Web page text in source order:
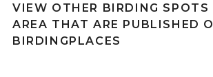
VIEW OTHER BIRDING SPOTS
AREA THAT ARE PUBLISHED
BIRDINGPLACES